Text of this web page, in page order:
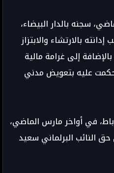
سجنه بالدار البيضاء،
بالارتشاء والابتزاز
إلى غرامة مالية
كما حكمت عليه بتعويض مدني
في أواخر مارس الماضي،
12 شهرا في حق النائب البرلماني سعيد